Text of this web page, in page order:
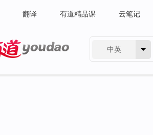
翻译 有道精品课 云笔记
中英